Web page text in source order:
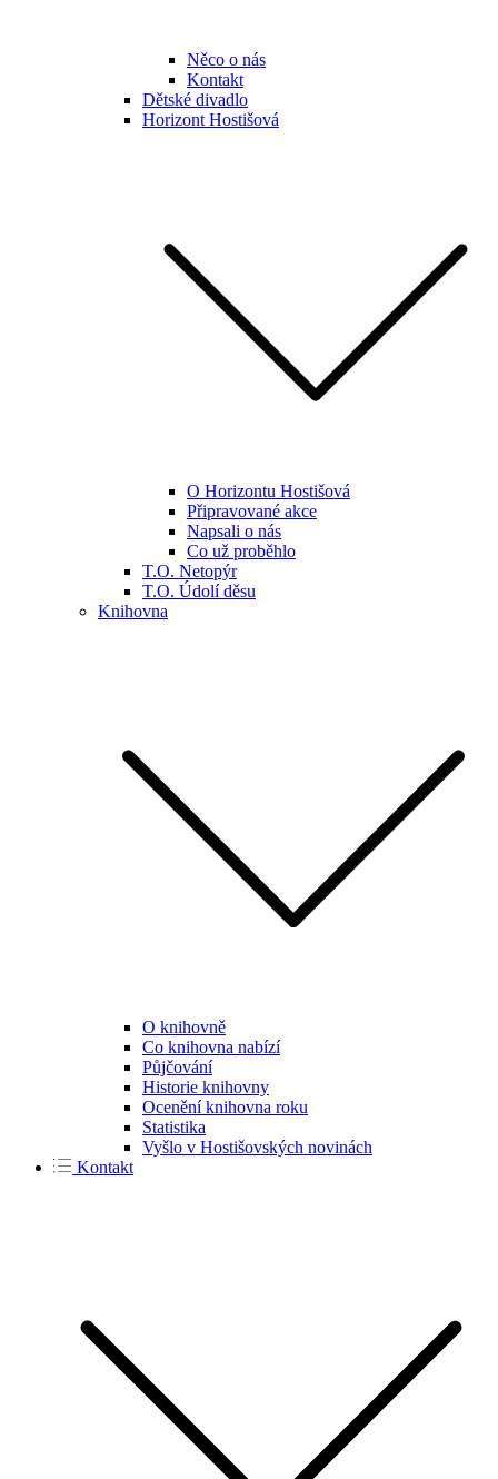
Něco o nás
Kontakt
Dětské divadlo
Horizont Hostišová
O Horizontu Hostišová
Připravované akce
Napsali o nás
Co už proběhlo
T.O. Netopýr
T.O. Údolí děsu
Knihovna
O knihovně
Co knihovna nabízí
Půjčování
Historie knihovny
Ocenění knihovna roku
Statistika
Vyšlo v Hostišovských novinách
Kontakt